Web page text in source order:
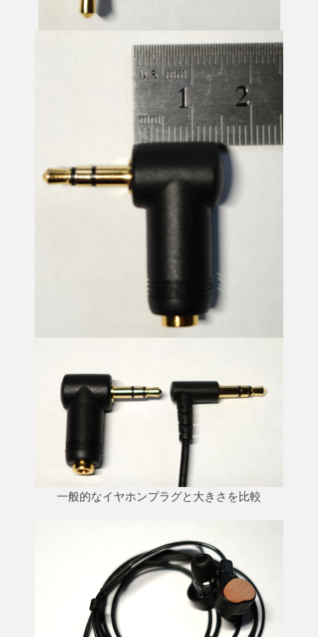
一般的なイヤホンプラグと大きさを比較